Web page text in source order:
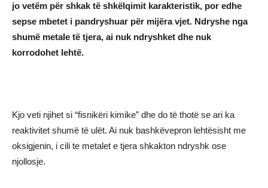
jo vetëm për shkak të shkëlqimit karakteristik, por edhe
sepse mbetet i pandryshuar për mijëra vjet. Ndryshe nga
shumë metale të tjera, ai nuk ndryshket dhe nuk
korrodohet lehtë.
Kjo veti njihet si “fisnikëri kimike” dhe do të thotë se ari ka
reaktivitet shumë të ulët. Ai nuk bashkëvepron lehtësisht me
oksigjenin, i cili te metalet e tjera shkakton ndryshk ose
njollosje.